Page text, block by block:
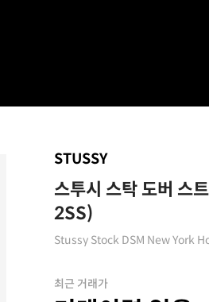
STUSSY
스투시 스탁 도버 스
2SS)
Stussy Stock DSM New York
최근 거래가